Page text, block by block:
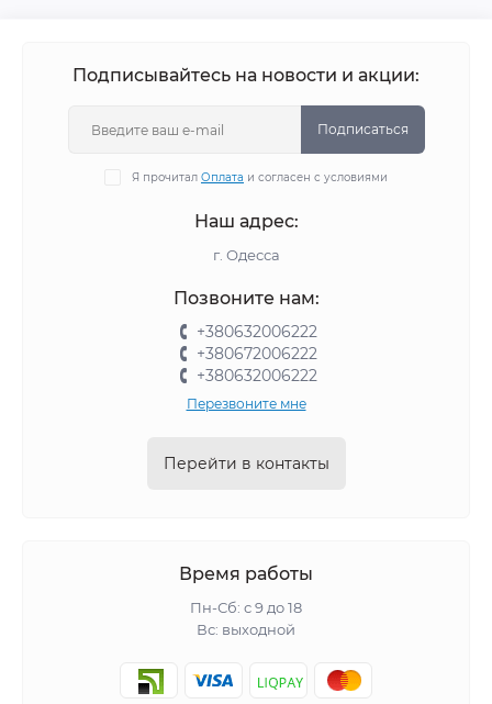
Подписывайтесь на новости и акции:
Подписаться
Я прочитал Оплата и согласен с условиями
Наш адрес:
г. Одесса
Позвоните нам:
+380632006222
+380672006222
+380632006222
Перезвоните мне
Перейти в контакты
Время работы
Пн-Сб: с 9 до 18
Вс: выходной